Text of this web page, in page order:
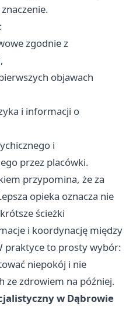
zgodnie z
objawach
i informacji o
i
przez placówki.
przypomina, że za
opieka oznacza nie
ścieżki
i koordynację między
praktyce to prosty wybór:
niepokój i nie
ze zdrowiem na później.
w Dąbrowie